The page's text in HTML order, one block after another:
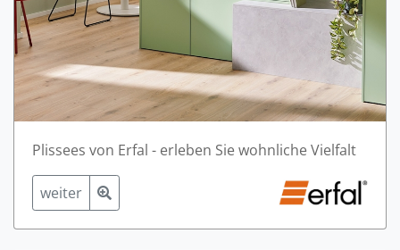
Plissees von Erfal - erleben Sie wohnliche Vielfalt
weiter